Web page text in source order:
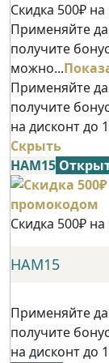
Скидка 500₽
Применяйте
получите
можно...
Применяйте
получите
на дисконт до
Скрыть
НАМ15
Скидка 500₽
НАМ15
Применяйте
получите
на дисконт до